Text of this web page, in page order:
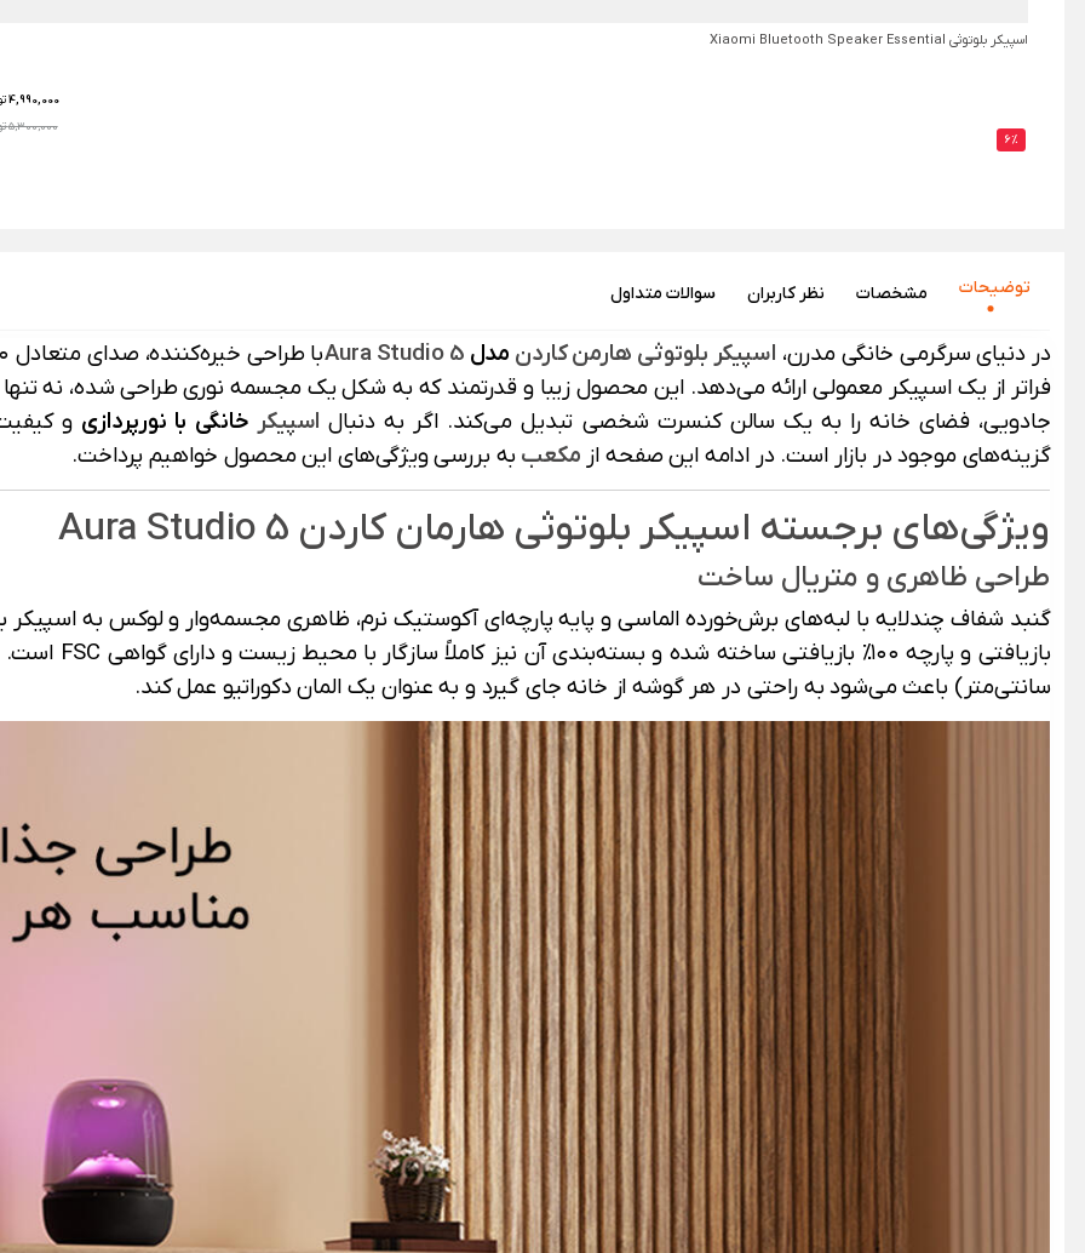
اسپیکر بلوتوثی Xiaomi Bluetooth Speaker Essential
4,990,000
5,300,000 تومان
6%
توضیحات مشخصات نظر‌ کاربران سوالات متداول
در دنیای سرگرمی خانگی مدرن، اسپیکر بلوتوثی هارمن کاردن مدل Aura Studio 5
فراتر از یک اسپیکر معمولی ارائه می‌دهد. این محصول زیبا و قدرتمند که به شکل یک مجسمه نوری طراحی شده، نه تنها
جادویی، فضای خانه را به یک سالن کنسرت شخصی تبدیل می‌کند. اگر به دنبال اسپیکر خانگی با نورپردازی
گزینه‌های موجود در بازار است. در ادامه این صفحه از مکعب به بررسی ویژگی‌های این محصول خواهیم پرداخت.
ویژگی‌های برجسته اسپیکر بلوتوثی هارمان کاردن Aura Studio 5
طراحی ظاهری و متریال ساخت
گنبد شفاف چندلایه با لبه‌های برش‌خورده الماسی و پایه پارچه‌ای آکوستیک نرم، ظاهری مجسمه‌وار و لوکس به اسپیکر
سانتی‌متر) باعث می‌شود به راحتی در هر گوشه از خانه جای گیرد و به عنوان یک المان دکوراتیو عمل کند.